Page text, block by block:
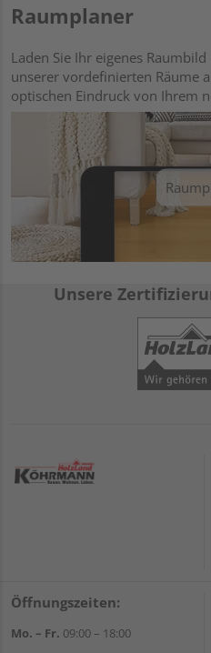
Raumplaner
Laden Sie Ihr eigenes
unserer vordefinierten Räume
optischen Eindruck von Ihrem
Unsere
Öffnungszeiten:
Mo. – Fr. 09:00 – 18:00